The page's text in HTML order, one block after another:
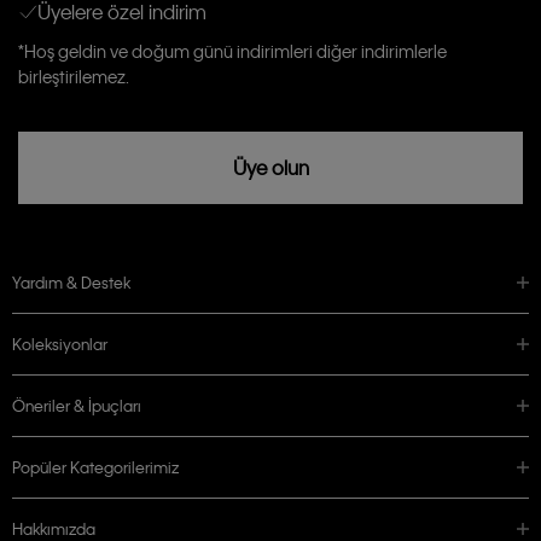
Aydınlatma Metni’niokuduğumu kabul ediyorum.
Calvin Klein tarafından kişisel verilerimin yurtdışına aktarılmasına açık
rızam vardır
Üyelere özel indirim
*Hoş geldin ve doğum günü indirimleri diğer indirimlerle
birleştirilemez.
Üye olun
Yardım & Destek
Koleksiyonlar
Öneriler & İpuçları
Popüler Kategorilerimiz
Hakkımızda